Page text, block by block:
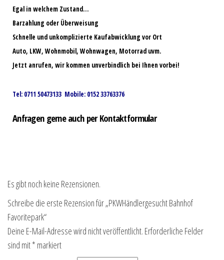
Egal in welchem Zustand…
Barzahlung oder Überweisung
Schnelle und unkomplizierte Kaufabwicklung vor Ort
Auto, LKW, Wohnmobil, Wohnwagen, Motorrad uvm.
Jetzt anrufen, wir kommen unverbindlich bei Ihnen vorbei!
Tel: 0711 50473133 Mobile: 0152 33763376
Anfragen gerne auch per Kontaktformular
Es gibt noch keine Rezensionen.
Schreibe die erste Rezension für „PKWHändlergesucht Bahnhof
Favoritepark“
Deine E-Mail-Adresse wird nicht veröffentlicht. Erforderliche Felder
sind mit* markiert